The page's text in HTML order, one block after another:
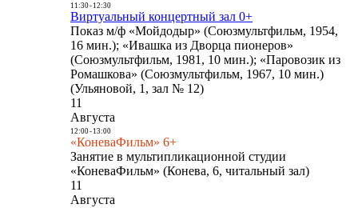
11:30- 12:30
Виртуальный концертный зал 0+
Показ м/ф «Мойдодыр» (Союзмультфильм, 1954,
16 мин.); «Ивашка из Дворца пионеров»
(Союзмультфильм, 1981, 10 мин.); «Паровозик из
Ромашкова» (Союзмультфильм, 1967, 10 мин.)
(Ульяновой, 1, зал № 12)
11
Августа
12:00- 13:00
«КоневаФильм» 6+
Занятие в мультипликационной студии
«КоневаФильм» (Конева, 6, читальный зал)
11
Августа